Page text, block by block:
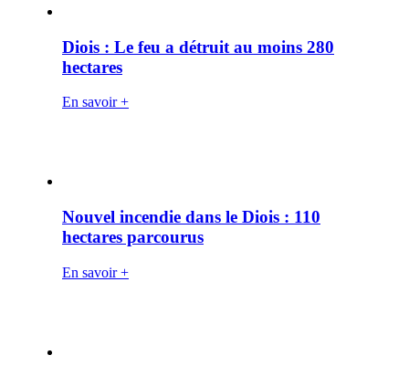
Diois : Le feu a détruit au moins 280
hectares
En savoir +
Nouvel incendie dans le Diois : 110
hectares parcourus
En savoir +